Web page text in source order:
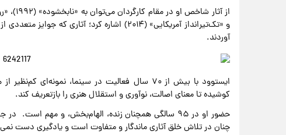
و «تک‌تیرانداز آمریکایی» (۲۰۱۴) اشاره کرد؛
آوردند.
ایستوود با بیش از ۷۰ سال فعالیت در سینما،
کوشیده تا معنای اصالت، نوآوری و استقلال هنری را بازتعریف کند.
حضور او در ۹۵ سالگی همچنان زنده، الهام‌بخش، و مهم
چنان در تلاش خلق آثاری ماندگار و متفاوت است و یادگیری دست